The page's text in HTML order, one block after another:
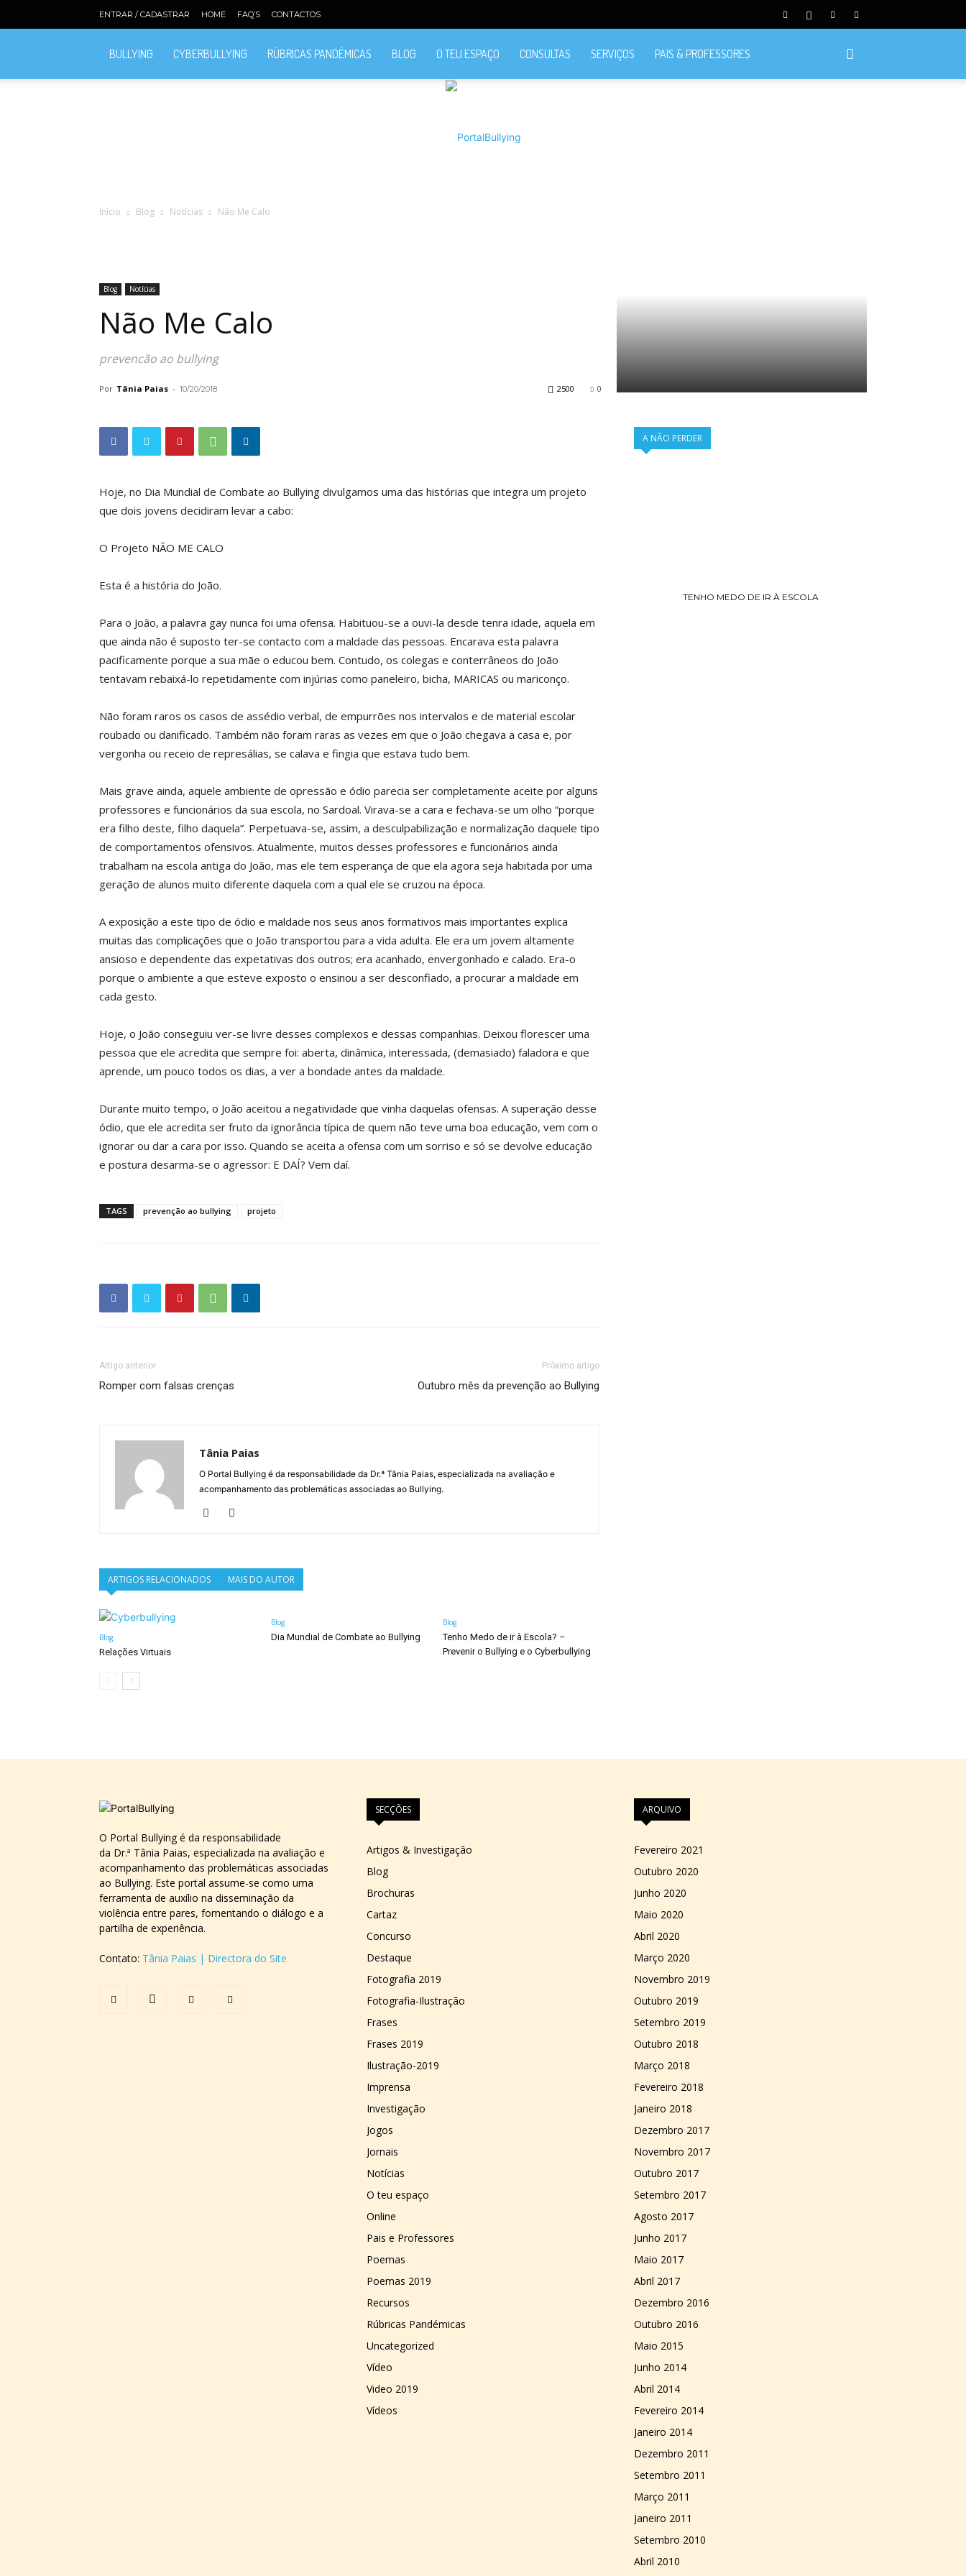
ENTRAR / CADASTRAR HOME FAQ’S CONTACTOS
BULLYING CYBERBULLYING RÚBRICAS PANDÉMICAS BLOG O TEU ESPAÇO CONSULTAS SERVIÇOS PAIS & PROFESSORES
Início Blog Notícias Não Me Calo
Blog Notícias
Não Me Calo
prevencão ao bullying
Por Tânia Paias - 10/20/2018 0
2500
Hoje, no Dia Mundial de Combate ao Bullying divulgamos uma das histórias que integra um projeto
que dois jovens decidiram levar a cabo:
O Projeto NÃO ME CALO
Esta é a história do João.
Para o João, a palavra gay nunca foi uma ofensa. Habituou-se a ouvi-la desde tenra idade, aquela em
que ainda não é suposto ter-se contacto com a maldade das pessoas. Encarava esta palavra
pacificamente porque a sua mãe o educou bem. Contudo, os colegas e conterrâneos do João
tentavam rebaixá-lo repetidamente com injúrias como paneleiro, bicha, MARICAS ou mariconço.
Não foram raros os casos de assédio verbal, de empurrões nos intervalos e de material escolar
roubado ou danificado. Também não foram raras as vezes em que o João chegava a casa e, por
vergonha ou receio de represálias, se calava e fingia que estava tudo bem.
Mais grave ainda, aquele ambiente de opressão e ódio parecia ser completamente aceite por alguns
professores e funcionários da sua escola, no Sardoal. Virava-se a cara e fechava-se um olho “porque
era filho deste, filho daquela”. Perpetuava-se, assim, a desculpabilização e normalização daquele tipo
de comportamentos ofensivos. Atualmente, muitos desses professores e funcionários ainda
trabalham na escola antiga do João, mas ele tem esperança de que ela agora seja habitada por uma
geração de alunos muito diferente daquela com a qual ele se cruzou na época.
A exposição a este tipo de ódio e maldade nos seus anos formativos mais importantes explica
muitas das complicações que o João transportou para a vida adulta. Ele era um jovem altamente
ansioso e dependente das expetativas dos outros; era acanhado, envergonhado e calado. Era-o
porque o ambiente a que esteve exposto o ensinou a ser desconfiado, a procurar a maldade em
cada gesto.
Hoje, o João conseguiu ver-se livre desses complexos e dessas companhias. Deixou florescer uma
pessoa que ele acredita que sempre foi: aberta, dinâmica, interessada, (demasiado) faladora e que
aprende, um pouco todos os dias, a ver a bondade antes da maldade.
Durante muito tempo, o João aceitou a negatividade que vinha daquelas ofensas. A superação desse
ódio, que ele acredita ser fruto da ignorância típica de quem não teve uma boa educação, vem com o
ignorar ou dar a cara por isso. Quando se aceita a ofensa com um sorriso e só se devolve educação
e postura desarma-se o agressor: E DAÍ? Vem daí.
TAGS prevenção ao bullying projeto
Artigo anterior
Romper com falsas crenças
Próximo artigo
Outubro mês da prevenção ao Bullying
Tânia Paias
O Portal Bullying é da responsabilidade da Dr.ª Tânia Paias, especializada na avaliação e
acompanhamento das problemáticas associadas ao Bullying.
ARTIGOS RELACIONADOS MAIS DO AUTOR
Blog
Relações Virtuais
Blog
Dia Mundial de Combate ao Bullying
Blog
Tenho Medo de ir à Escola? –
Prevenir o Bullying e o Cyberbullying
A NÃO PERDER
TENHO MEDO DE IR À ESCOLA
O Portal Bullying é da responsabilidade
da Dr.ª Tânia Paias, especializada na avaliação e
acompanhamento das problemáticas associadas
ao Bullying. Este portal assume-se como uma
ferramenta de auxílio na disseminação da
violência entre pares, fomentando o diálogo e a
partilha de experiência.
Contato: Tânia Paias | Directora do Site
SECÇÕES
Artigos & Investigação
Blog
Brochuras
Cartaz
Concurso
Destaque
Fotografia 2019
Fotografia-Ilustração
Frases
Frases 2019
Ilustração-2019
Imprensa
Investigação
Jogos
Jornais
Notícias
O teu espaço
Online
Pais e Professores
Poemas
Poemas 2019
Recursos
Rúbricas Pandémicas
Uncategorized
Vídeo
Video 2019
Vídeos
ARQUIVO
Fevereiro 2021
Outubro 2020
Junho 2020
Maio 2020
Abril 2020
Março 2020
Novembro 2019
Outubro 2019
Setembro 2019
Outubro 2018
Março 2018
Fevereiro 2018
Janeiro 2018
Dezembro 2017
Novembro 2017
Outubro 2017
Setembro 2017
Agosto 2017
Junho 2017
Maio 2017
Abril 2017
Dezembro 2016
Outubro 2016
Maio 2015
Junho 2014
Abril 2014
Fevereiro 2014
Janeiro 2014
Dezembro 2011
Setembro 2011
Março 2011
Janeiro 2011
Setembro 2010
Abril 2010